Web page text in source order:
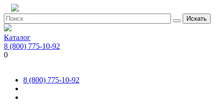
Искать
Каталог
8 (800) 775-10-92
0
8 (800) 775-10-92